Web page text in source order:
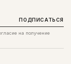
ПОДПИСАТЬСЯ
на получение